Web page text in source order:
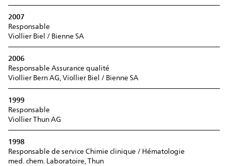
2007
Responsable
Viollier Biel / Bienne SA
2006
Responsable Assurance qualité
Viollier Bern AG, Viollier Biel / Bienne SA
1999
Responsable
Viollier Thun AG
1998
Responsable de service Chimie clinique / Hématologie
med. chem. Laboratoire, Thun